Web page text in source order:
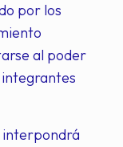
por los
al poder
interpondrá